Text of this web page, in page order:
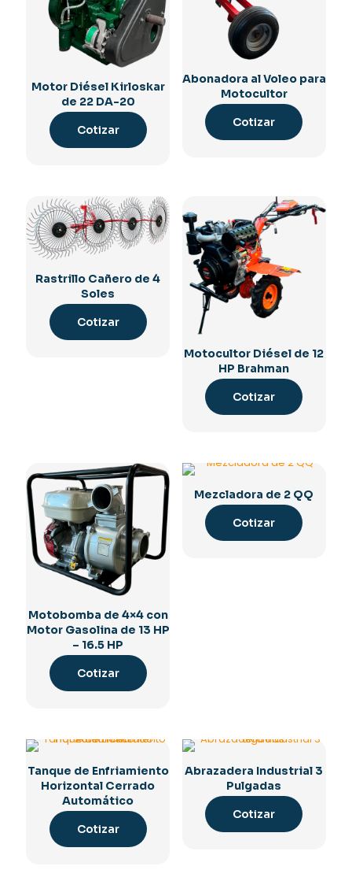
Motor Diésel Kirloskar
de 22 DA-20
Cotizar
Abonadora al Voleo para
Motocultor
Cotizar
Rastrillo Cañero de 4
Soles
Cotizar
Motocultor Diésel de 12
HP Brahman
Cotizar
Motobomba de 4×4 con
Motor Gasolina de 13 HP
– 16.5 HP
Cotizar
Mezcladora de 2 QQ
Cotizar
Tanque de Enfriamiento
Horizontal Cerrado
Automático
Cotizar
Abrazadera Industrial 3
Pulgadas
Cotizar